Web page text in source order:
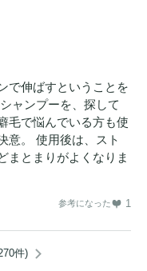
で伸ばすということを
ャンプーを、探して
毛で悩んでいる方も使
意。 使用後は、スト
まとまりがよくなりま
参考になった 1
件)